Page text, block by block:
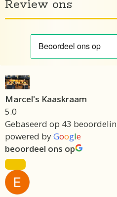
Review ons
Marcel's Kaaskraam
5.0
Gebaseerd op 43
powered byGoogle
beoordeel ons op